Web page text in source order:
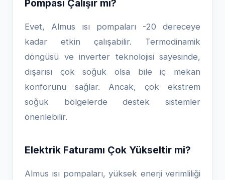
Pompası Çalışır mı?
Evet, Almus ısı pompaları -20 dereceye
kadar etkin çalışabilir. Termodinamik
döngüsü ve inverter teknolojisi sayesinde,
dışarısı çok soğuk olsa bile iç mekan
konforunu sağlar. Ancak, çok ekstrem
soğuk bölgelerde destek sistemler
önerilebilir.
Elektrik Faturamı Çok Yükseltir mi?
Almus ısı pompaları, yüksek enerji verimliliği